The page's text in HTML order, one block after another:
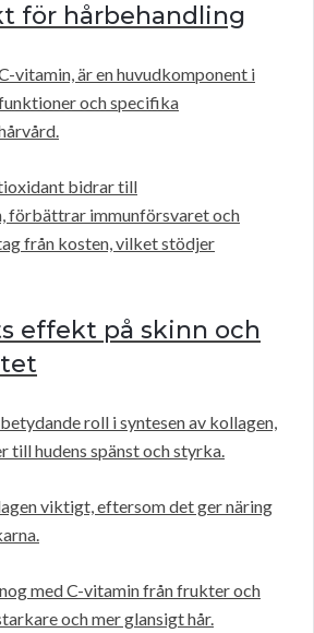
för hårbehandling
vitamin, är en huvudkomponent i
och specifika
bidrar till
förbättrar immunförsvaret och
från kosten, vilket stödjer
effekt på skinn och
roll i syntesen av kollagen,
till hudens spänst och styrka.
viktigt, eftersom det ger näring
med C-vitamin från frukter och
och mer glansigt hår.